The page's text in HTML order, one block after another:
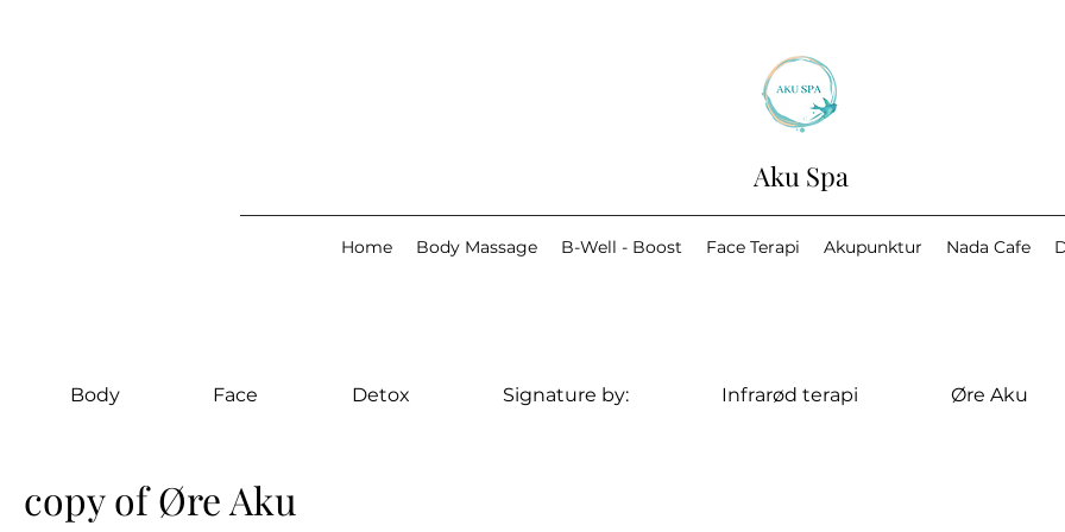
Aku Spa
Home Body Massage B-Well - Boost Face Terapi Akupunktur Nada Cafe
Body Face Detox Signature by: Infrarød terapi Øre Aku
copy of Øre Aku